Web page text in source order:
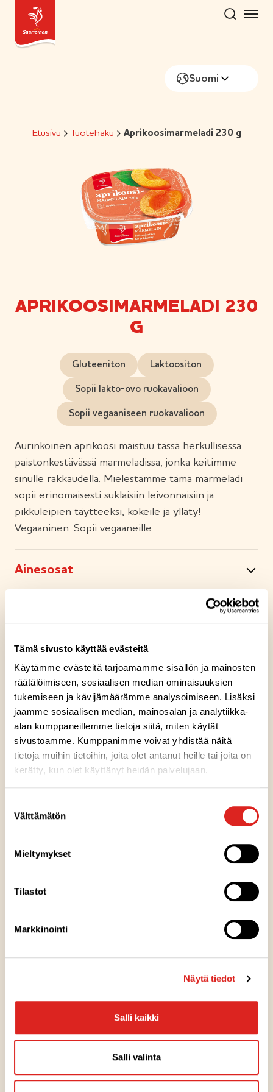
Tämä sivusto käyttää evästeitä
Käytämme evästeitä tarjoamamme sisällön ja mainosten
räätälöimiseen, sosiaalisen median ominaisuuksien
tukemiseen ja kävijämäärämme analysoimiseen. Lisäksi
jaamme sosiaalisen median, mainosalan ja analytiikka-
alan kumppaneillemme tietoja siitä, miten käytät
sivustoamme. Kumppanimme voivat yhdistää näitä
tietoja muihin tietoihin, joita olet antanut heille tai joita on
kerätty, kun olet käyttänyt heidän palvelujaan.
valinta
Välttämätön
Mieltymykset
Tilastot
Markkinointi
Näytä tiedot
Salli kaikki
Salli valinta
Hyppää
sisältöön
Suomi
Etusivu Tuotehaku Aprikoosimarmeladi 230 g
APRIKOOSIMARMELADI 230
G
Gluteeniton Laktoositon
Sopii lakto-ovo ruokavalioon
Sopii vegaaniseen ruokavalioon
Aurinkoinen aprikoosi maistuu tässä herkullisessa
paistonkestävässä marmeladissa, jonka keitimme
sinulle rakkaudella. Mielestämme tämä marmeladi
sopii erinomaisesti suklaisiin leivonnaisiin ja
pikkuleipien täytteeksi, kokeile ja ylläty!
Vegaaninen. Sopii vegaaneille.
Ainesosat
Säilytysohje
Valmistuspaikka
Pakkausinfo
Reseptivinkit
LEIVONNAISET